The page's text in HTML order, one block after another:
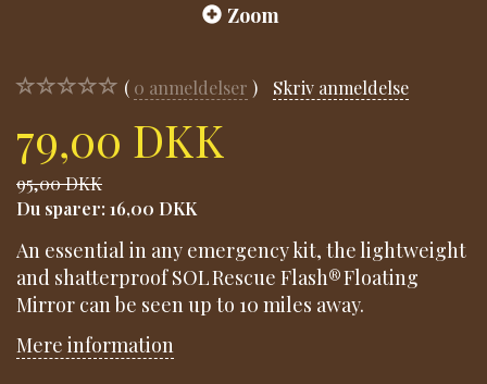
Zoom
0 anmeldelser Skriv anmeldelse
79,00 DKK
95,00 DKK
Du sparer: 16,00 DKK
An essential in any emergency kit, the lightweight
and shatterproof SOL Rescue Flash® Floating
Mirror can be seen up to 10 miles away.
Mere information